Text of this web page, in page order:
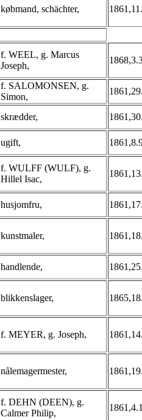
købmand, schächter,
f. WEEL, g. Marcus
Joseph,
f. SALOMONSEN, g.
Simon,
skrædder,
ugift,
f. WULFF (WULF), g.
Hillel Isac,
husjomfru,
kunstmaler,
handlende,
blikkenslager,
f. MEYER, g. Joseph,
nålemagermester,
f. DEHN (DEEN), g.
Calmer Philip,